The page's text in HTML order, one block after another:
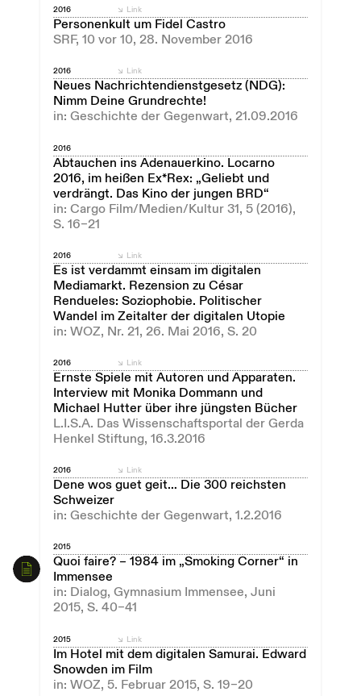
2016
Personenkult um Fidel Castro
SRF, 10 vor 10, 28. November 2016
Link
2016
Neues Nachrichtendienstgesetz (NDG):
Nimm Deine Grundrechte!
in: Geschichte der Gegenwart, 21.09.2016
Link
2016
Abtauchen ins Adenauerkino. Locarno
2016, im heißen Ex*Rex: „Geliebt und
verdrängt. Das Kino der jungen BRD“
in: Cargo Film/Medien/Kultur 31, 5 (2016),
S. 16–21
2016
Es ist verdammt einsam im digitalen
Mediamarkt. Rezension zu César
Rendueles: Soziophobie. Politischer
Wandel im Zeitalter der digitalen Utopie
in: WOZ, Nr. 21, 26. Mai 2016, S. 20
Link
2016
Ernste Spiele mit Autoren und Apparaten.
Interview mit Monika Dommann und
Michael Hutter über ihre jüngsten Bücher
L.I.S.A. Das Wissenschaftsportal der Gerda
Henkel Stiftung, 16.3.2016
Link
2016
Dene wos guet geit… Die 300 reichsten
Schweizer
in: Geschichte der Gegenwart, 1.2.2016
Link
2015
Quoi faire? – 1984 im „Smoking Corner“ in
Immensee
in: Dialog, Gymnasium Immensee, Juni
2015, S. 40–41
2015
Im Hotel mit dem digitalen Samurai. Edward
Snowden im Film
in: WOZ, 5. Februar 2015, S. 19–20
Link